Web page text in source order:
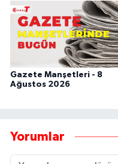
Gazete Manşetleri - 8
Ağustos 2026
Yorumlar